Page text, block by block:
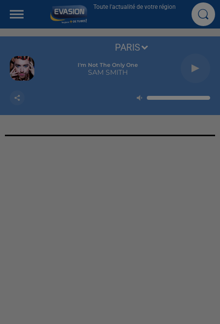
Toute l'actualité de votre région
I'm Not The Only One
SAM SMITH
PARIS